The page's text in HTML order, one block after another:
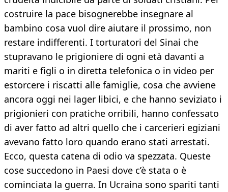
costruire la pace bisognerebbe insegnare al
bambino cosa vuol dire aiutare il prossimo, non
restare indifferenti. I torturatori del Sinai che
stupravano le prigioniere di ogni età davanti a
mariti e figli o in diretta telefonica o in video per
estorcere i riscatti alle famiglie, cosa che avviene
ancora oggi nei lager libici, e che hanno seviziato i
prigionieri con pratiche orribili, hanno confessato
di aver fatto ad altri quello che i carcerieri egiziani
avevano fatto loro quando erano stati arrestati.
Ecco, questa catena di odio va spezzata. Queste
cose succedono in Paesi dove c’è stata o è
cominciata la guerra. In Ucraina sono spariti tanti